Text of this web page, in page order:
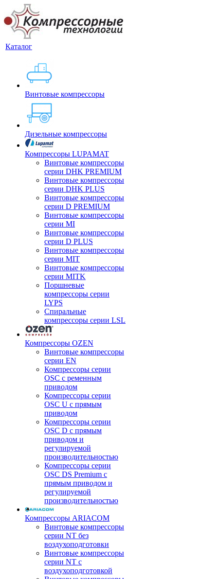
Каталог
Винтовые компрессоры
Дизельные компрессоры
Компрессоры LUPAMAT
Винтовые компрессоры
серии DHK PREMIUM
Винтовые компрессоры
серии DHK PLUS
Винтовые компрессоры
серии D PREMIUM
Винтовые компрессоры
серии MI
Винтовые компрессоры
серии D PLUS
Винтовые компрессоры
серии MIT
Винтовые компрессоры
серии MITK
Поршневые
компрессоры серии
LYPS
Спиральные
компрессоры серии LSL
Компрессоры OZEN
Винтовые компрессоры
серии EN
Компрессоры серии
OSC с ременным
приводом
Компрессоры серии
OSC U с прямым
приводом
Компрессоры серии
OSC D с прямым
приводом и
регулируемой
производительностью
Компрессоры серии
OSC DS Premium с
прямым приводом и
регулируемой
производительностью
Компрессоры ARIACOM
Винтовые компрессоры
серии NT без
воздухоподготовки
Винтовые компрессоры
серии NT c
воздухоподготовкой